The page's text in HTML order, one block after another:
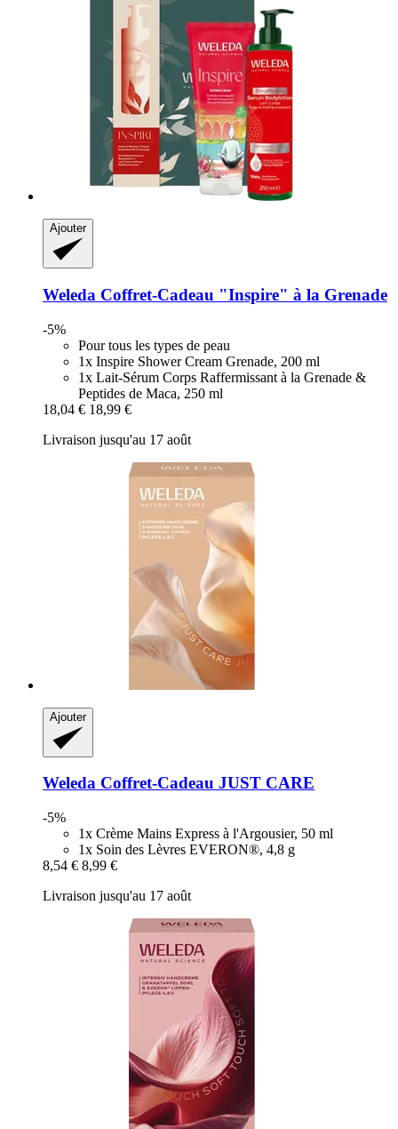
Ajouter
Weleda Coffret-​Cadeau "Inspire" à la Grenade
-5%
Pour tous les types de peau
1x Inspire Shower Cream Grenade, 200 ml
1x Lait-Sérum Corps Raffermissant à la Grenade &
Peptides de Maca, 250 ml
18,04 € 18,99 €
Livraison jusqu'au 17 août
Ajouter
Weleda Coffret-​Cadeau JUST CARE
-5%
1x Crème Mains Express à l'Argousier, 50 ml
1x Soin des Lèvres EVERON®, 4,8 g
8,54 € 8,99 €
Livraison jusqu'au 17 août